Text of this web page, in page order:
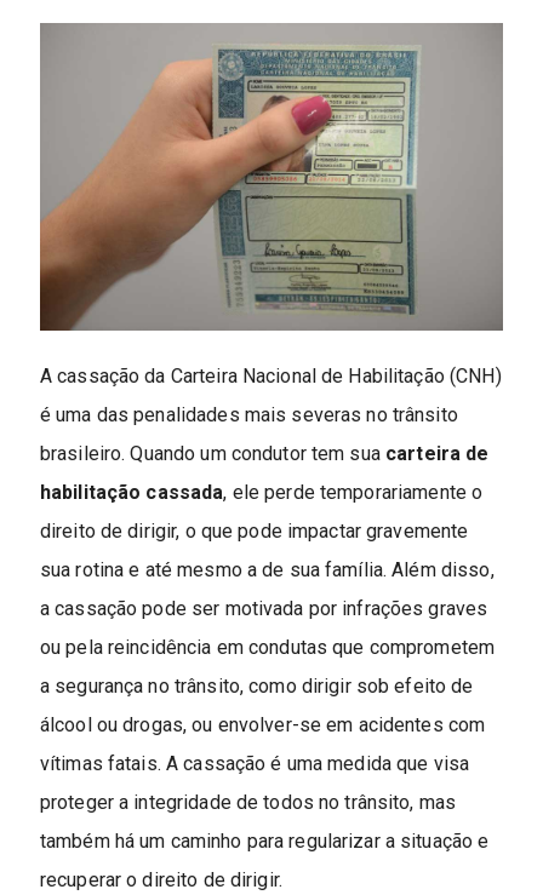
A cassação da Carteira Nacional de Habilitação (CNH)
é uma das penalidades mais severas no trânsito
brasileiro. Quando um condutor tem sua carteira de
habilitação cassada, ele perde temporariamente o
direito de dirigir, o que pode impactar gravemente
sua rotina e até mesmo a de sua família. Além disso,
a cassação pode ser motivada por infrações graves
ou pela reincidência em condutas que comprometem
a segurança no trânsito, como dirigir sob efeito de
álcool ou drogas, ou envolver-se em acidentes com
vítimas fatais. A cassação é uma medida que visa
proteger a integridade de todos no trânsito, mas
também há um caminho para regularizar a situação e
recuperar o direito de dirigir.